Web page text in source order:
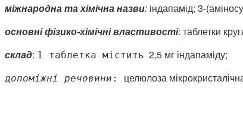
міжнародна та хімічна назви: індапамід; 3-
основні фізико-хімічні властивості: таблетки
склад: 1 таблетка містить 2,5 мг індапаміду;
допоміжні речовини : целюлоза